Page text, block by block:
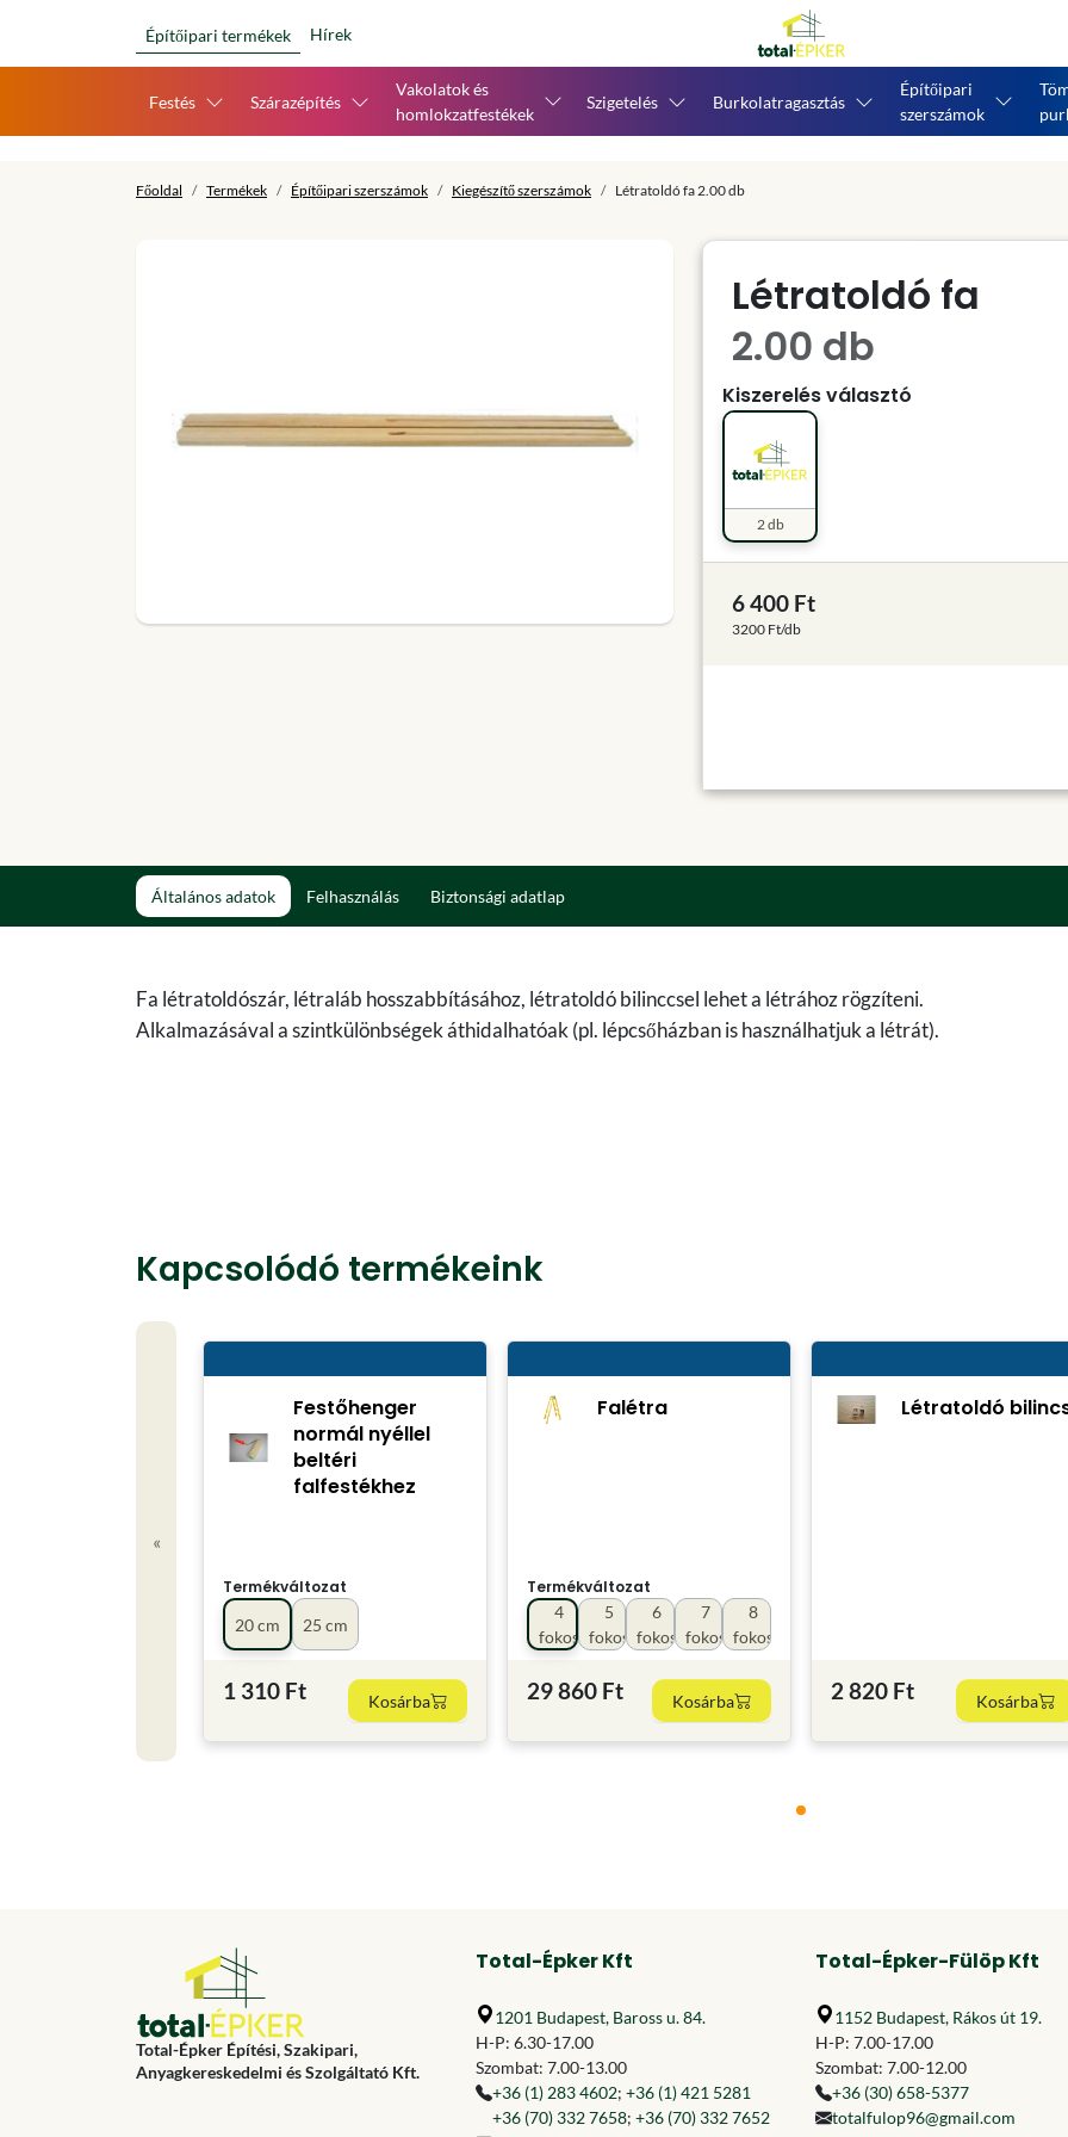
Építőipari termékek Hírek
Festés Szárazépítés
Vakolatok és
homlokzatfestékek
Szigetelés Burkolatragasztás
Építőipari
szerszámok
Főoldal Termékek Építőipari szerszámok Kiegészítő szerszámok Létratoldó fa 2.00 db
Létratoldó fa
2.00 db
Kiszerelés választó
2 db
6 400 Ft
3200 Ft/db
Általános adatok Felhasználás Biztonsági adatlap
Fa létratoldószár, létraláb hosszabbításához, létratoldó bilinccsel lehet a létrához rögzíteni.
Alkalmazásával a szintkülönbségek áthidalhatóak (pl. lépcsőházban is használhatjuk a létrát).
Kapcsolódó termékeink
«
Festőhenger
normál nyéllel
beltéri
falfestékhez
Termékváltozat
20 cm
25 cm
1 310 Ft Kosárba
Falétra
Termékváltozat
4
fokos
5
fokos
6
fokos
7
fokos
8
fokos
29 860 Ft Kosárba
Létratoldó
2 820 Ft Kosárba
Total-Épker Építési, Szakipari,
Anyagkereskedelmi és Szolgáltató Kft.
Total-Épker Kft
1201 Budapest, Baross u. 84.
H-P: 6.30-17.00
Szombat: 7.00-13.00
+36 (1) 283 4602; +36 (1) 421 5281
+36 (70) 332 7658; +36 (70) 332 7652
Total-Épker-Fülöp Kft
1152 Budapest, Rákos út 19.
H-P: 7.00-17.00
Szombat: 7.00-12.00
+36 (30) 658-5377
totalfulop96@gmail.com